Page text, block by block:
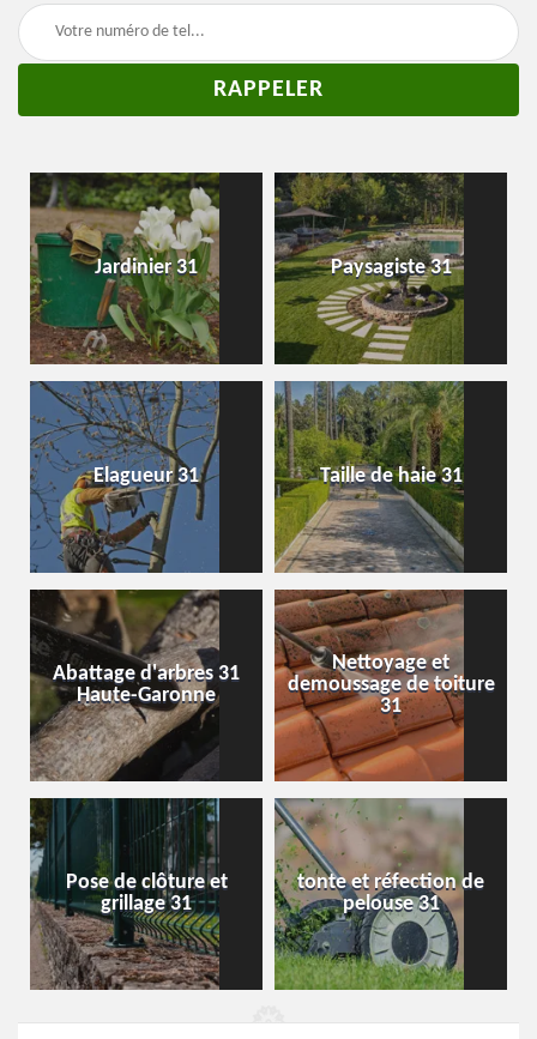
Jardinier 31 Paysagiste 31
Elagueur 31 Taille de haie 31
Abattage d'arbres 31
Haute-Garonne
Nettoyage et
demoussage de toiture
31
Pose de clôture et
grillage 31
tonte et réfection de
pelouse 31